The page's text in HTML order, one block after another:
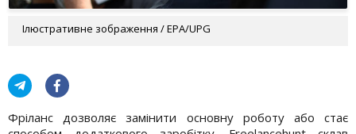
Ілюстративне зображення / EPA/UPG
Фріланс дозволяє замінити основну роботу або стає